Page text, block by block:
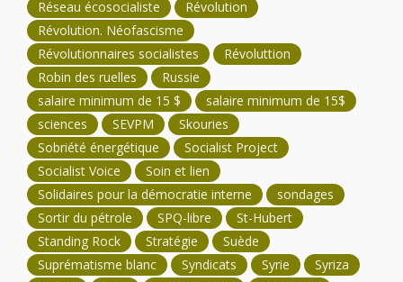
Réseau écosocialiste
Révolution
Révolution. Néofascisme
Révolutionnaires socialistes
Révoluttion
Robin des ruelles
Russie
salaire minimum de 15 $
salaire minimum de 15$
sciences
SEVPM
Skouries
Sobriété énergétique
Socialist Project
Socialist Voice
Soin et lien
Solidaires pour la démocratie interne
sondages
Sortir du pétrole
SPQ-libre
St-Hubert
Standing Rock
Stratégie
Suède
Suprématisme blanc
Syndicats Syrie
Syriza